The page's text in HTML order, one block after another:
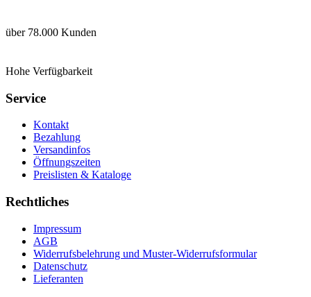
über 78.000 Kunden
Hohe Verfügbarkeit
Service
Kontakt
Bezahlung
Versandinfos
Öffnungszeiten
Preislisten & Kataloge
Rechtliches
Impressum
AGB
Widerrufsbelehrung und Muster-Widerrufsformular
Datenschutz
Lieferanten